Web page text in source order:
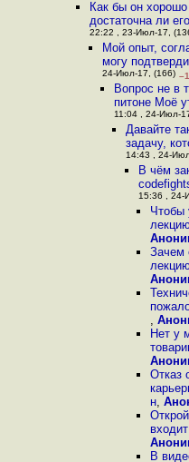
Как бы он
достаточна ли
22:22 , 23-Июл-17,
Мой опыт,
могу
24-Июл-17, (166) –1
Вопрос не в
питоне Моё
11:04 , 24-Июл-
Давайте
задачу,
14:43 , 24-
В чём
15:36 , 24-
Чтобы
Зачем
,
Нет у
Отказ
н,
В